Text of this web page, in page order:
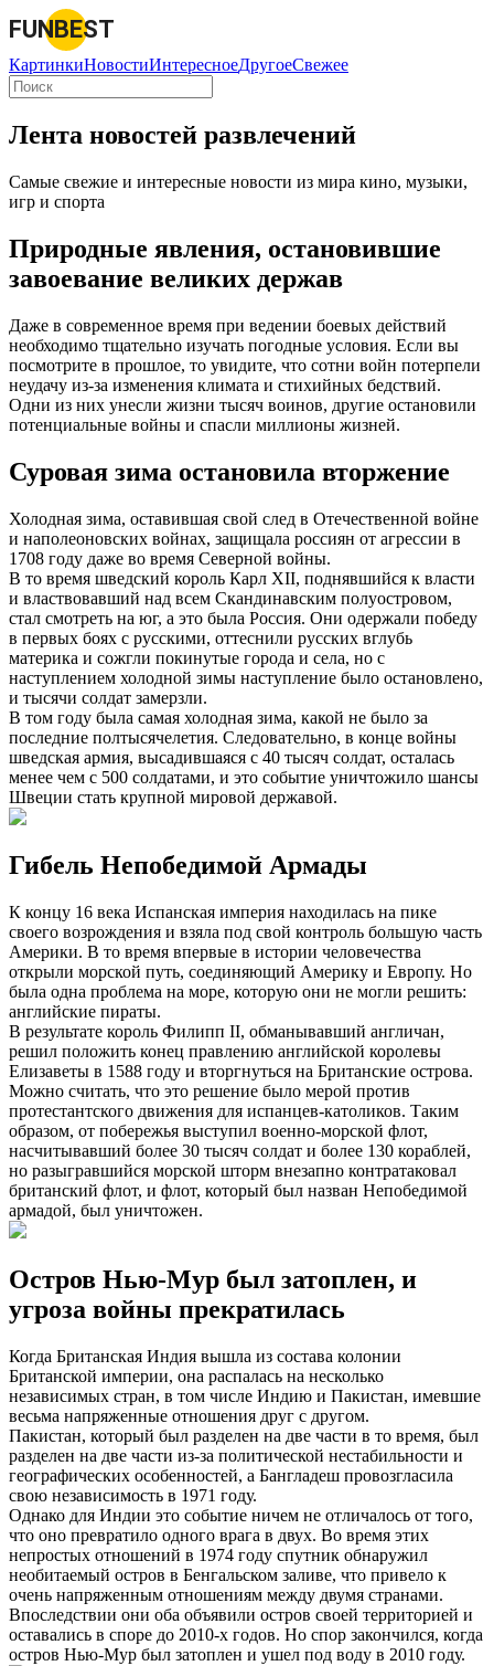
FUNBEST
КартинкиНовостиИнтересноеДругоеСвежее
Лента новостей развлечений
Самые свежие и интересные новости из мира кино, музыки,
игр и спорта
Природные явления, остановившие
завоевание великих держав
Даже в современное время при ведении боевых действий
необходимо тщательно изучать погодные условия. Если вы
посмотрите в прошлое, то увидите, что сотни войн потерпели
неудачу из-за изменения климата и стихийных бедствий.
Одни из них унесли жизни тысяч воинов, другие остановили
потенциальные войны и спасли миллионы жизней.
Суровая зима остановила вторжение
Холодная зима, оставившая свой след в Отечественной войне
и наполеоновских войнах, защищала россиян от агрессии в
1708 году даже во время Северной войны.
В то время шведский король Карл XII, поднявшийся к власти
и властвовавший над всем Скандинавским полуостровом,
стал смотреть на юг, а это была Россия. Они одержали победу
в первых боях с русскими, оттеснили русских вглубь
материка и сожгли покинутые города и села, но с
наступлением холодной зимы наступление было остановлено,
и тысячи солдат замерзли.
В том году была самая холодная зима, какой не было за
последние полтысячелетия. Следовательно, в конце войны
шведская армия, высадившаяся с 40 тысяч солдат, осталась
менее чем с 500 солдатами, и это событие уничтожило шансы
Швеции стать крупной мировой державой.
Гибель Непобедимой Армады
К концу 16 века Испанская империя находилась на пике
своего возрождения и взяла под свой контроль большую часть
Америки. В то время впервые в истории человечества
открыли морской путь, соединяющий Америку и Европу. Но
была одна проблема на море, которую они не могли решить:
английские пираты.
В результате король Филипп II, обманывавший англичан,
решил положить конец правлению английской королевы
Елизаветы в 1588 году и вторгнуться на Британские острова.
Можно считать, что это решение было мерой против
протестантского движения для испанцев-католиков. Таким
образом, от побережья выступил военно-морской флот,
насчитывавший более 30 тысяч солдат и более 130 кораблей,
но разыгравшийся морской шторм внезапно контратаковал
британский флот, и флот, который был назван Непобедимой
армадой, был уничтожен.
Остров Нью-Мур был затоплен, и
угроза войны прекратилась
Когда Британская Индия вышла из состава колонии
Британской империи, она распалась на несколько
независимых стран, в том числе Индию и Пакистан, имевшие
весьма напряженные отношения друг с другом.
Пакистан, который был разделен на две части в то время, был
разделен на две части из-за политической нестабильности и
географических особенностей, а Бангладеш провозгласила
свою независимость в 1971 году.
Однако для Индии это событие ничем не отличалось от того,
что оно превратило одного врага в двух. Во время этих
непростых отношений в 1974 году спутник обнаружил
необитаемый остров в Бенгальском заливе, что привело к
очень напряженным отношениям между двумя странами.
Впоследствии они оба объявили остров своей территорией и
оставались в споре до 2010-х годов. Но спор закончился, когда
остров Нью-Мур был затоплен и ушел под воду в 2010 году.